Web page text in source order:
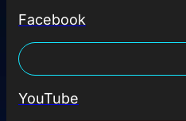
Facebook
YouTube